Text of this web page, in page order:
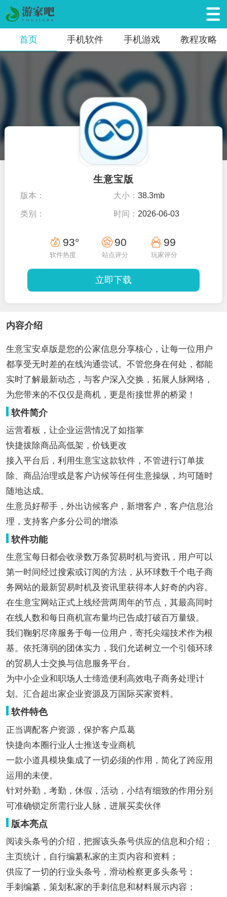
首页 手机软件 手机游戏 教程攻略
生意宝版
版本： 大小： 38.3mb
类别： 时间： 2026-06-03
93°
软件热度
90
站点评分
99
玩家评分
立即下载
内容介绍
生意宝安卓版是您的公家信息分享核心，让每一位用户
都享受无时差的在线沟通尝试。不管您身在何处，都能
实时了解最新动态，与客户深入交换，拓展人脉网络，
为您带来的不仅仅是商机，更是衔接世界的桥梁！
软件简介
运营看板，让企业运营情况了如指掌
快捷拔除商品高低架，价钱更改
接入平台后，利用生意宝这款软件，不管进行订单拔
除、商品治理或是客户访候等任何生意操纵，均可随时
随地达成。
生意员好帮手，外出访候客户，新增客户，客户信息治
理，支持客户多分公司的增添
软件功能
生意宝每日都会收录数万条贸易时机与资讯，用户可以
第一时间经过搜索或订阅的方法，从环球数千个电子商
务网站的最新贸易时机及资讯里获得本人好奇的内容。
在生意宝网站正式上线经营两周年的节点，其最高同时
在线人数和每日商机宣布量均已告成打破百万量级。
我们鞠躬尽瘁服务于每一位用户，寄托尖端技术作为根
基。依托薄弱的团体实力，我们允诺树立一个引领环球
的贸易人士交换与信息服务平台。
为中小企业和职场人士缔造便利高效电子商务处理计
划。汇合超出家企业资源及万国际买家资料。
软件特色
正当调配客户资源，保护客户瓜葛
快捷向本圈行业人士推送专业商机
一款小道具模块集成了一切必须的作用，简化了跨应用
运用的未便。
针对外勤，考勤，休假，活动，小结有细致的作用分别
可准确锁定所需行业人脉，进展买卖伙伴
版本亮点
阅读头条号的介绍，把握该头条号供应的信息和介绍；
主页统计，自行编纂私家的主页内容和资料；
供应了一切的行业头条号，滑动检察更多头条号；
手刺编纂，策划私家的手刺信息和材料展示内容；